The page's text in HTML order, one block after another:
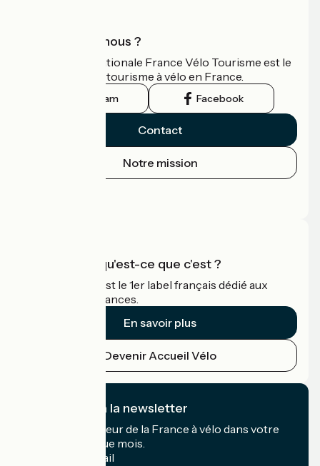
Qui sommes-nous ?
L'association nationale France Vélo Tourisme est le
guide officiel du tourisme à vélo en France.
Instagram Facebook
Contact
Notre mission
Accueil Vélo qu'est-ce que c'est ?
Accueil Vélo c'est le 1er label français dédié aux
cyclistes en vacances.
En savoir plus
Devenir Accueil Vélo
Je m'abonne à la newsletter
Recevez le meilleur de la France à vélo dans votre
boîte mail chaque mois.
Mon adresse mail